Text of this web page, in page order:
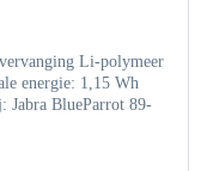
Li-polymeer
energie: 1,15 Wh
Jabra BlueParrot 89-